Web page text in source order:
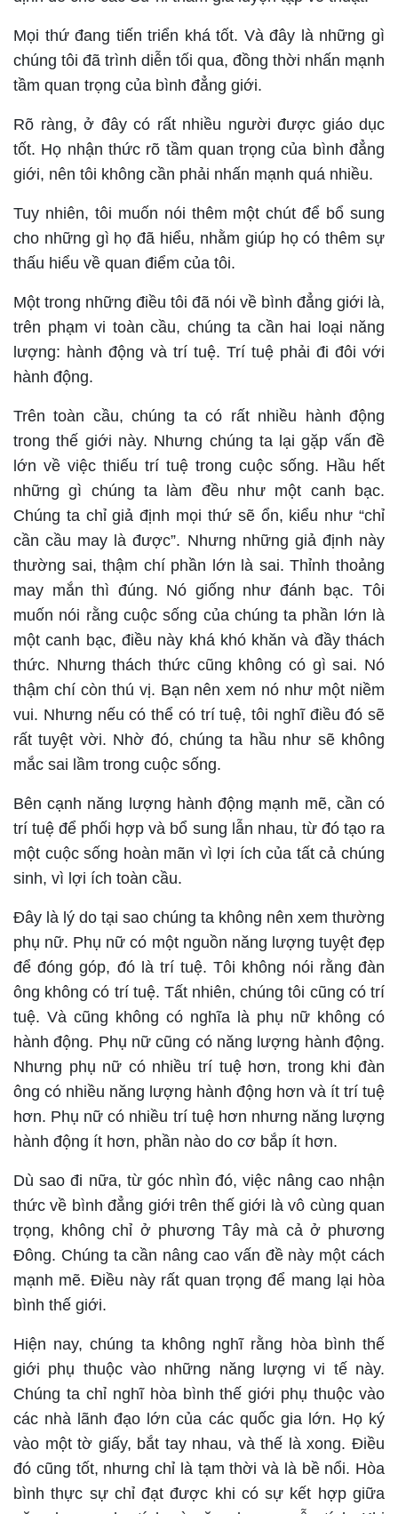
Mọi thứ đang tiến triển khá tốt. Và đây là những gì
chúng tôi đã trình diễn tối qua, đồng thời nhấn mạnh
tầm quan trọng của bình đẳng giới.
Rõ ràng, ở đây có rất nhiều người được giáo dục
tốt. Họ nhận thức rõ tầm quan trọng của bình đẳng
giới, nên tôi không cần phải nhấn mạnh quá nhiều.
Tuy nhiên, tôi muốn nói thêm một chút để bổ sung
cho những gì họ đã hiểu, nhằm giúp họ có thêm sự
thấu hiểu về quan điểm của tôi.
Một trong những điều tôi đã nói về bình đẳng giới là,
trên phạm vi toàn cầu, chúng ta cần hai loại năng
lượng: hành động và trí tuệ. Trí tuệ phải đi đôi với
hành động.
Trên toàn cầu, chúng ta có rất nhiều hành động
trong thế giới này. Nhưng chúng ta lại gặp vấn đề
lớn về việc thiếu trí tuệ trong cuộc sống. Hầu hết
những gì chúng ta làm đều như một canh bạc.
Chúng ta chỉ giả định mọi thứ sẽ ổn, kiểu như “chỉ
cần cầu may là được”. Nhưng những giả định này
thường sai, thậm chí phần lớn là sai. Thỉnh thoảng
may mắn thì đúng. Nó giống như đánh bạc. Tôi
muốn nói rằng cuộc sống của chúng ta phần lớn là
một canh bạc, điều này khá khó khăn và đầy thách
thức. Nhưng thách thức cũng không có gì sai. Nó
thậm chí còn thú vị. Bạn nên xem nó như một niềm
vui. Nhưng nếu có thể có trí tuệ, tôi nghĩ điều đó sẽ
rất tuyệt vời. Nhờ đó, chúng ta hầu như sẽ không
mắc sai lầm trong cuộc sống.
Bên cạnh năng lượng hành động mạnh mẽ, cần có
trí tuệ để phối hợp và bổ sung lẫn nhau, từ đó tạo ra
một cuộc sống hoàn mãn vì lợi ích của tất cả chúng
sinh, vì lợi ích toàn cầu.
Đây là lý do tại sao chúng ta không nên xem thường
phụ nữ. Phụ nữ có một nguồn năng lượng tuyệt đẹp
để đóng góp, đó là trí tuệ. Tôi không nói rằng đàn
ông không có trí tuệ. Tất nhiên, chúng tôi cũng có trí
tuệ. Và cũng không có nghĩa là phụ nữ không có
hành động. Phụ nữ cũng có năng lượng hành động.
Nhưng phụ nữ có nhiều trí tuệ hơn, trong khi đàn
ông có nhiều năng lượng hành động hơn và ít trí tuệ
hơn. Phụ nữ có nhiều trí tuệ hơn nhưng năng lượng
hành động ít hơn, phần nào do cơ bắp ít hơn.
Dù sao đi nữa, từ góc nhìn đó, việc nâng cao nhận
thức về bình đẳng giới trên thế giới là vô cùng quan
trọng, không chỉ ở phương Tây mà cả ở phương
Đông. Chúng ta cần nâng cao vấn đề này một cách
mạnh mẽ. Điều này rất quan trọng để mang lại hòa
bình thế giới.
Hiện nay, chúng ta không nghĩ rằng hòa bình thế
giới phụ thuộc vào những năng lượng vi tế này.
Chúng ta chỉ nghĩ hòa bình thế giới phụ thuộc vào
các nhà lãnh đạo lớn của các quốc gia lớn. Họ ký
vào một tờ giấy, bắt tay nhau, và thế là xong. Điều
đó cũng tốt, nhưng chỉ là tạm thời và là bề nổi. Hòa
bình thực sự chỉ đạt được khi có sự kết hợp giữa